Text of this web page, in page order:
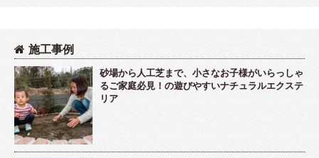
施工事例
砂場から人工芝まで、小さなお子様がいらっしゃ
るご家庭必見！の遊びやすいナチュラルエクステ
リア